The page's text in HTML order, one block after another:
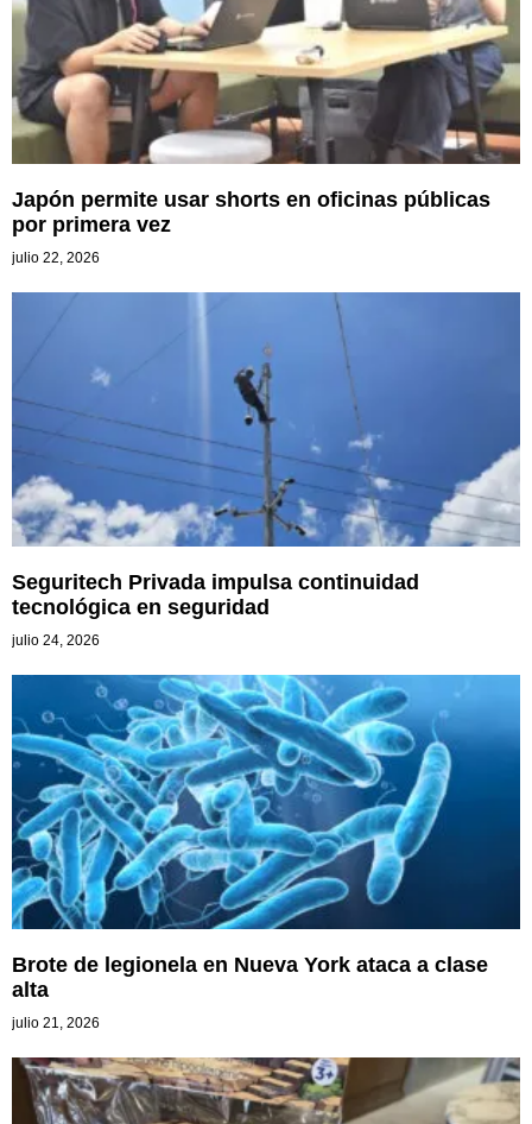
Japón permite usar shorts en oficinas públicas
por primera vez
julio 22, 2026
Seguritech Privada impulsa continuidad
tecnológica en seguridad
julio 24, 2026
Brote de legionela en Nueva York ataca a clase
alta
julio 21, 2026